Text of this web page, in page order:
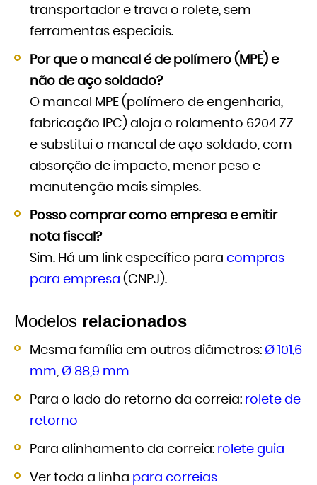
transportador e trava o rolete, sem
ferramentas especiais.
Por que o mancal é de polímero (MPE) e
não de aço soldado?
O mancal MPE (polímero de engenharia,
fabricação IPC) aloja o rolamento 6204 ZZ
e substitui o mancal de aço soldado, com
absorção de impacto, menor peso e
manutenção mais simples.
Posso comprar como empresa e emitir
nota fiscal?
Sim. Há um link específico para compras
para empresa (CNPJ).
Modelos relacionados
Mesma família em outros diâmetros: Ø 101,6
mm, Ø 88,9 mm
Para o lado do retorno da correia: rolete de
retorno
Para alinhamento da correia: rolete guia
Ver toda a linha para correias